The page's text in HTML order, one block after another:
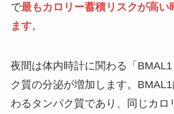
で最もカロリー蓄積リスクが高い
ます。
夜間は体内時計に関わる「
ク質の分泌が増加します。
わるタンパク質であり、同じカロ